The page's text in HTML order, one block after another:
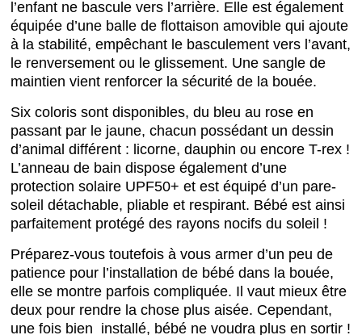
l’enfant ne bascule vers l’arrière. Elle est également
équipée d’une balle de flottaison amovible qui ajoute
à la stabilité, empêchant le basculement vers l’avant,
le renversement ou le glissement. Une sangle de
maintien vient renforcer la sécurité de la bouée.
Six coloris sont disponibles, du bleu au rose en
passant par le jaune, chacun possédant un dessin
d’animal différent : licorne, dauphin ou encore T-rex !
L’anneau de bain dispose également d’une
protection solaire UPF50+ et est équipé d’un pare-
soleil détachable, pliable et respirant. Bébé est ainsi
parfaitement protégé des rayons nocifs du soleil !
Préparez-vous toutefois à vous armer d’un peu de
patience pour l’installation de bébé dans la bouée,
elle se montre parfois compliquée. Il vaut mieux être
deux pour rendre la chose plus aisée. Cependant,
une fois bien installé, bébé ne voudra plus en sortir !